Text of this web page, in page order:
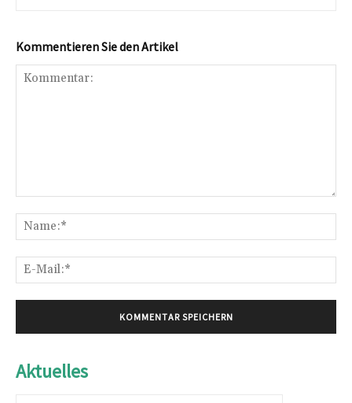
Kommentieren Sie den Artikel
Aktuelles